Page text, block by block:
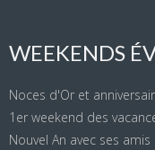
WEEKENDS
Noces d'Or et
1er weekend des
Nouvel An avec ses amis